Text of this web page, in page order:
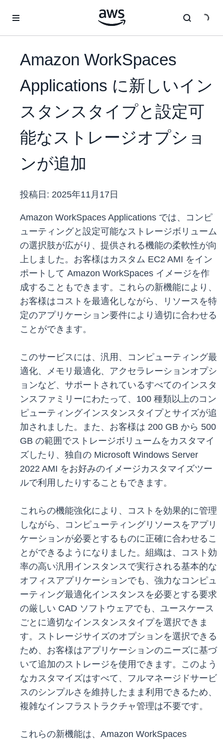
Amazon WorkSpaces
Applications に新しいイン
スタンスタイプと設定可
能なストレージオプショ
ンが追加
投稿日: 2025年11月17日
Amazon WorkSpaces Applications では、コンピ
ューティングと設定可能なストレージボリューム
の選択肢が広がり、提供される機能の柔軟性が向
上しました。お客様はカスタム EC2 AMI をイン
ポートして Amazon WorkSpaces イメージを作
成することもできます。これらの新機能により、
お客様はコストを最適化しながら、リソースを特
定のアプリケーション要件により適切に合わせる
ことができます。
このサービスには、汎用、コンピューティング最
適化、メモリ最適化、アクセラレーションオプシ
ョンなど、サポートされているすべてのインスタ
ンスファミリーにわたって、100 種類以上のコン
ピューティングインスタンスタイプとサイズが追
加されました。また、お客様は 200 GB から 500
GB の範囲でストレージボリュームをカスタマイ
ズしたり、独自の Microsoft Windows Server
2022 AMI をお好みのイメージカスタマイズツー
ルで利用したりすることもできます。
これらの機能強化により、コストを効果的に管理
しながら、コンピューティングリソースをアプリ
ケーションが必要とするものに正確に合わせるこ
とができるようになりました。組織は、コスト効
率の高い汎用インスタンスで実行される基本的な
オフィスアプリケーションでも、強力なコンピュ
ーティング最適化インスタンスを必要とする要求
の厳しい CAD ソフトウェアでも、ユースケース
ごとに適切なインスタンスタイプを選択できま
す。ストレージサイズのオプションを選択できる
ため、お客様はアプリケーションのニーズに基づ
いて追加のストレージを使用できます。このよう
なカスタマイズはすべて、フルマネージドサービ
スのシンプルさを維持したまま利用できるため、
複雑なインフラストラクチャ管理は不要です。
これらの新機能は、Amazon WorkSpaces